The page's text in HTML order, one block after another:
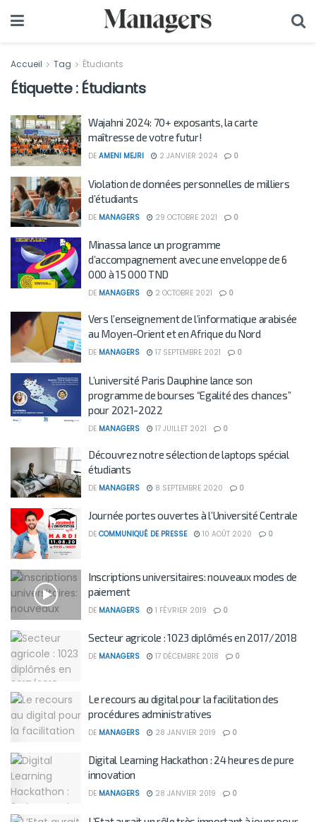
Accueil Tag Étudiants
Étiquette : Étudiants
Wajahni 2024: 70+ exposants, la carte
maîtresse de votre futur!
DE AMENI MEJRI 2 JANVIER 2024 0
Violation de données personnelles de milliers
d’étudiants
DE MANAGERS 29 OCTOBRE 2021 0
Minassa lance un programme
d’accompagnement avec une enveloppe de 6
000 à 15 000 TND
DE MANAGERS 2 OCTOBRE 2021 0
Vers l’enseignement de l’informatique arabisée
au Moyen-Orient et en Afrique du Nord
DE MANAGERS 17 SEPTEMBRE 2021 0
L’université Paris Dauphine lance son
programme de bourses “Egalité des chances”
pour 2021-2022
DE MANAGERS 17 JUILLET 2021 0
Découvrez notre sélection de laptops spécial
étudiants
DE MANAGERS 8 SEPTEMBRE 2020 0
Journée portes ouvertes à l’Université Centrale
DE COMMUNIQUÉ DE PRESSE 10 AOÛT 2020 0
Inscriptions universitaires: nouveaux modes de
paiement
DE MANAGERS 1 FÉVRIER 2019 0
Secteur agricole : 1023 diplômés en 2017/2018
DE MANAGERS 17 DÉCEMBRE 2018 0
Le recours au digital pour la facilitation des
procédures administratives
DE MANAGERS 28 JANVIER 2019 0
Digital Learning Hackathon : 24 heures de pure
innovation
DE MANAGERS 28 JANVIER 2019 0